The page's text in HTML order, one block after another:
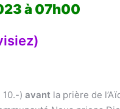
à 07h00
10.-) avant la prière de